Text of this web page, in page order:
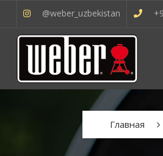
@weber_uzbekistan
Главная